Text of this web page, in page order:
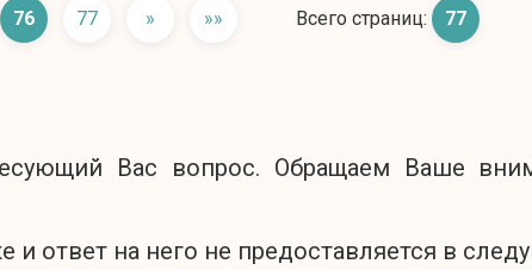
76 77 » »» Всего страниц: 77
Вас вопрос. Обращаем Ваше
и ответ на него не предоставляется в